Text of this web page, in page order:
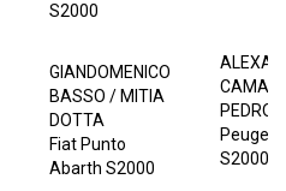
S2000
GIANDOMENICO
BASSO / MITIA
DOTTA
Fiat Punto
Abarth S2000
PEDRO
S2000